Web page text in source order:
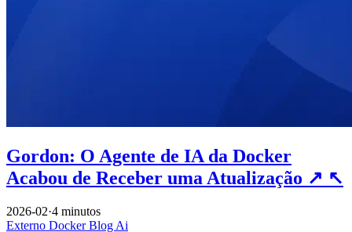
Gordon: O Agente de IA da Docker
Acabou de Receber uma Atualização ↗ ↖
2026-02·4 minutos
Externo DockerBlog Ai